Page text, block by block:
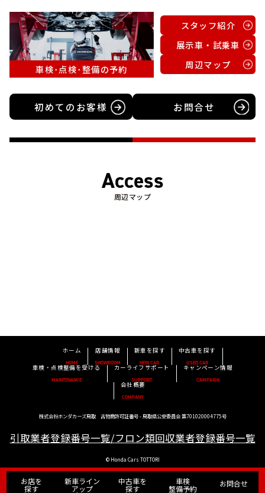
スタッフ紹介
展示車・試乗車
周辺マップ
車検･点検･整備の予約
初めてのお客様 お問合せ
Access
周辺マップ
ホーム
HOME
店舗情報
SHOWROOM
新車を探す
NEW CAR
中古車を探す
USED CAR
車検・点検整備を受ける
MAINTENANCE
カーライフサポート
SUPPORT
キャンペーン情報
CAMPAIGN
会社概要
COMPANY
株式会社ホンダカーズ鳥取 古物商許可証番号 - 鳥取県公安委員会 第701020004775号
引取業者登録番号一覧/フロン類回収業者登録番号一覧
© Honda Cars TOTTORI
お店を
探す
新車ライン
アップ
中古車を
探す
車検
整備予約 お問合せ